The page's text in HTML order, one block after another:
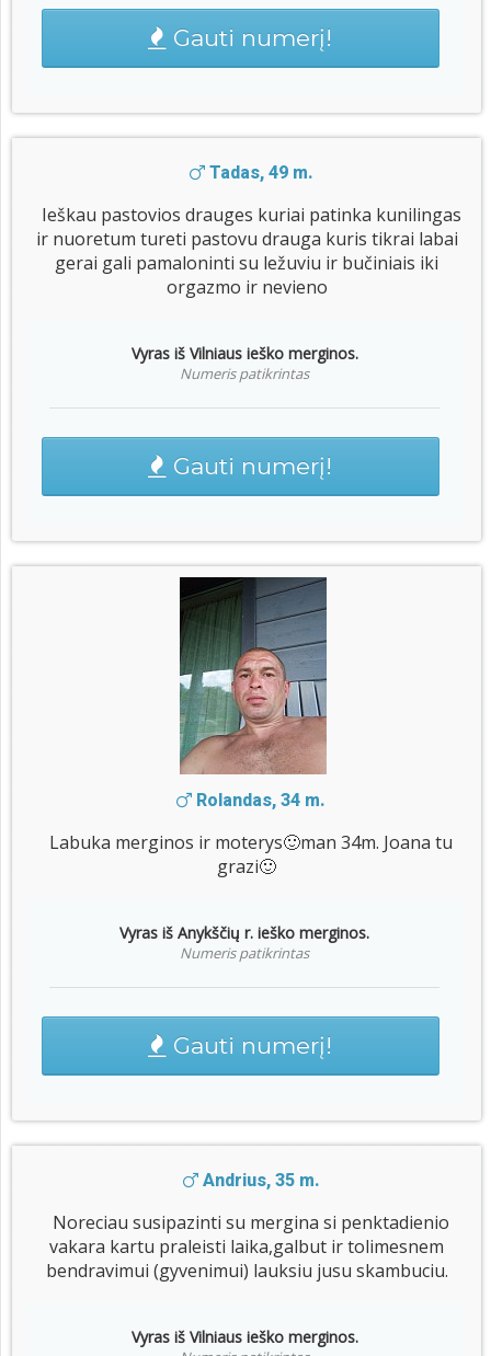
Gauti numerį!
Tadas, 49 m.
Ieškau pastovios drauges kuriai patinka kunilingas
ir nuoretum tureti pastovu drauga kuris tikrai labai
gerai gali pamaloninti su ležuviu ir bučiniais iki
orgazmo ir nevieno
Vyras iš Vilniaus ieško merginos.
Numeris patikrintas
Gauti numerį!
Rolandas, 34 m.
Labuka merginos ir moterys🙂man 34m. Joana tu
grazi🙂
Vyras iš Anykščių r. ieško merginos.
Numeris patikrintas
Gauti numerį!
Andrius, 35 m.
Noreciau susipazinti su mergina si penktadienio
vakara kartu praleisti laika,galbut ir tolimesnem
bendravimui (gyvenimui) lauksiu jusu skambuciu.
Vyras iš Vilniaus ieško merginos.